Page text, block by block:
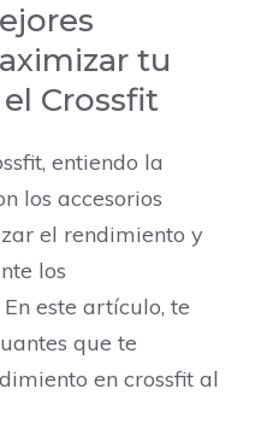
tu
Crossfit
entiendo la
los accesorios
el rendimiento y
los
este artículo, te
que te
en crossfit al